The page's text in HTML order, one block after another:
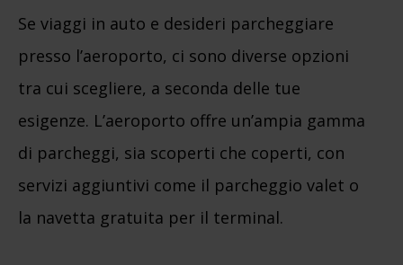
Se viaggi in auto e desideri parcheggiare
presso l’aeroporto, ci sono diverse opzioni
tra cui scegliere, a seconda delle tue
esigenze. L’aeroporto offre un’ampia gamma
di parcheggi, sia scoperti che coperti, con
servizi aggiuntivi come il parcheggio valet o
la navetta gratuita per il terminal.